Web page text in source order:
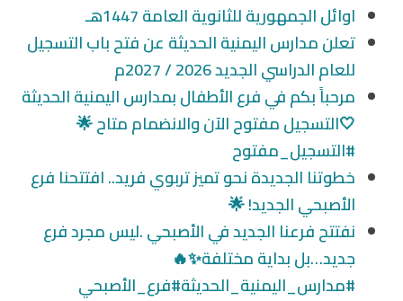
اوائل الجمهورية للثانوية العامة 1447هـ
تعلن مدارس اليمنية الحديثة عن فتح باب التسجيل
للعام الدراسي الجديد 2026 / 2027م
مرحباً بكم في فرع الأطفال بمدارس اليمنية الحديثة
🤍التسجيل مفتوح الآن والانضمام متاح 🌟
#التسجيل_مفتوح
خطوتنا الجديدة نحو تميز تربوي فريد.. افتتحنا فرع
الأصبحي الجديد! 🌟
نفتتح فرعنا الجديد في الأصبحي .ليس مجرد فرع
جديد…بل بداية مختلفة✨🔥
#مدارس_اليمنية_الحديثة#فرع_الأصبحي